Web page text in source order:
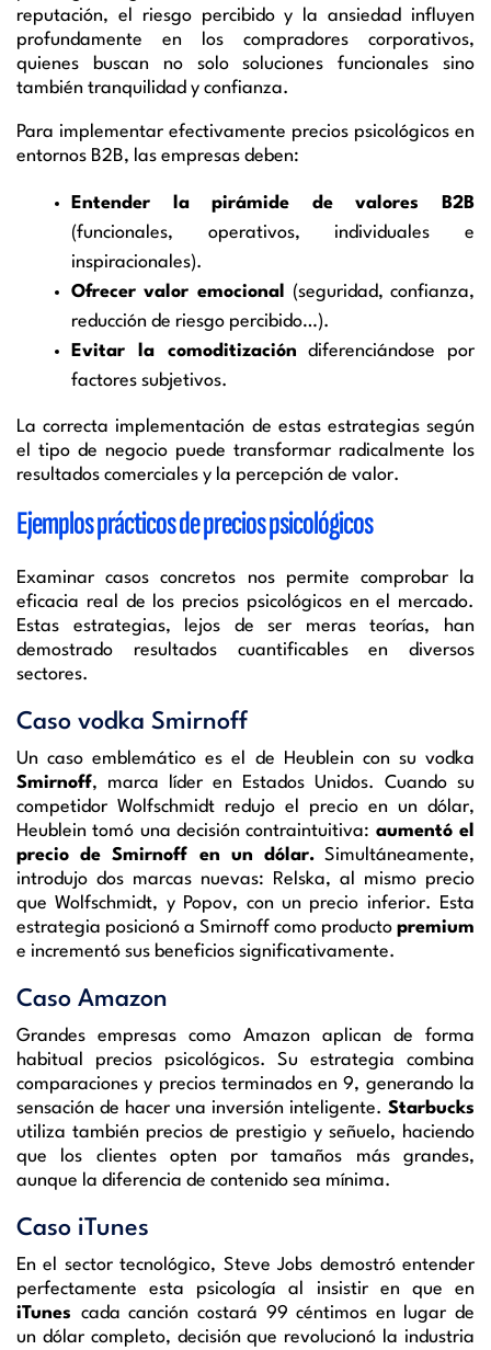
reputación, el riesgo percibido y la ansiedad influyen
profundamente en los compradores corporativos,
quienes buscan no solo soluciones funcionales sino
también tranquilidad y confianza.
Para implementar efectivamente precios psicológicos en
entornos B2B, las empresas deben:
Entender la pirámide de valores B2B
(funcionales, operativos, individuales e
inspiracionales).
Ofrecer valor emocional (seguridad, confianza,
reducción de riesgo percibido…).
Evitar la comoditización diferenciándose por
factores subjetivos.
La correcta implementación de estas estrategias según
el tipo de negocio puede transformar radicalmente los
resultados comerciales y la percepción de valor.
Ejemplos prácticos de precios psicológicos
Examinar casos concretos nos permite comprobar la
eficacia real de los precios psicológicos en el mercado.
Estas estrategias, lejos de ser meras teorías, han
demostrado resultados cuantificables en diversos
sectores.
Caso vodka Smirnoff
Un caso emblemático es el de Heublein con su vodka
Smirnoff, marca líder en Estados Unidos. Cuando su
competidor Wolfschmidt redujo el precio en un dólar,
Heublein tomó una decisión contraintuitiva: aumentó el
precio de Smirnoff en un dólar.Simultáneamente,
introdujo dos marcas nuevas: Relska, al mismo precio
que Wolfschmidt, y Popov, con un precio inferior. Esta
estrategia posicionó a Smirnoff como producto premium
e incrementó sus beneficios significativamente.
Caso Amazon
Grandes empresas como Amazon aplican de forma
habitual precios psicológicos. Su estrategia combina
comparaciones y precios terminados en 9, generando la
sensación de hacer una inversión inteligente. Starbucks
utiliza también precios de prestigio y señuelo, haciendo
que los clientes opten por tamaños más grandes,
aunque la diferencia de contenido sea mínima.
Caso iTunes
En el sector tecnológico, Steve Jobs demostró entender
perfectamente esta psicología al insistir en que en
iTunes cada canción costará 99 céntimos en lugar de
un dólar completo, decisión que revolucionó la industria